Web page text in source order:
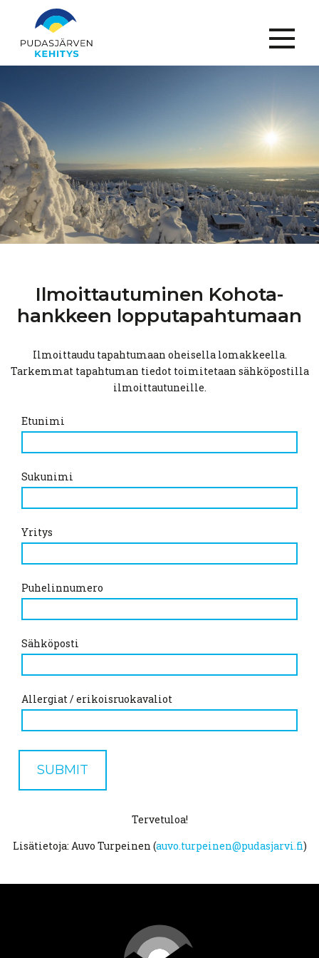
Menu
Ilmoittautuminen Kohota-
hankkeen lopputapahtumaan
Ilmoittaudu tapahtumaan oheisella lomakkeella.
Tarkemmat tapahtuman tiedot toimitetaan sähköpostilla
ilmoittautuneille.
Etunimi
Sukunimi
Yritys
Puhelinnumero
Sähköposti
Allergiat / erikoisruokavaliot
SUBMIT
Tervetuloa!
Lisätietoja: Auvo Turpeinen (auvo.turpeinen@pudasjarvi.fi)